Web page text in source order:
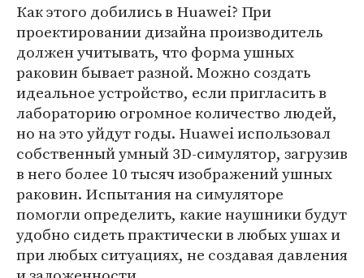
Как этого добились в Huawei? При
проектировании дизайна производитель
должен учитывать, что форма ушных
раковин бывает разной. Можно создать
идеальное устройство, если пригласить в
лабораторию огромное количество людей,
но на это уйдут годы. Huawei использовал
собственный умный 3D-симулятор, загрузив
в него более 10 тысяч изображений ушных
раковин. Испытания на симуляторе
помогли определить, какие наушники будут
удобно сидеть практически в любых ушах и
при любых ситуациях, не создавая давления